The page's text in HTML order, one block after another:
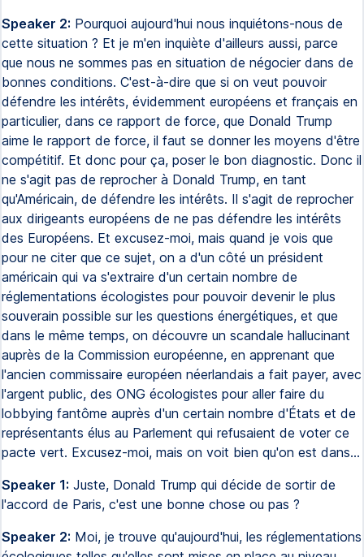
Speaker 2: Pourquoi aujourd'hui nous inquiétons-nous de
cette situation ? Et je m'en inquiète d'ailleurs aussi, parce
que nous ne sommes pas en situation de négocier dans de
bonnes conditions. C'est-à-dire que si on veut pouvoir
défendre les intérêts, évidemment européens et français en
particulier, dans ce rapport de force, que Donald Trump
aime le rapport de force, il faut se donner les moyens d'être
compétitif. Et donc pour ça, poser le bon diagnostic. Donc il
ne s'agit pas de reprocher à Donald Trump, en tant
qu'Américain, de défendre les intérêts. Il s'agit de reprocher
aux dirigeants européens de ne pas défendre les intérêts
des Européens. Et excusez-moi, mais quand je vois que
pour ne citer que ce sujet, on a d'un côté un président
américain qui va s'extraire d'un certain nombre de
réglementations écologistes pour pouvoir devenir le plus
souverain possible sur les questions énergétiques, et que
dans le même temps, on découvre un scandale hallucinant
auprès de la Commission européenne, en apprenant que
l'ancien commissaire européen néerlandais a fait payer, avec
l'argent public, des ONG écologistes pour aller faire du
lobbying fantôme auprès d'un certain nombre d'États et de
représentants élus au Parlement qui refusaient de voter ce
pacte vert. Excusez-moi, mais on voit bien qu'on est dans...
Speaker 1: Juste, Donald Trump qui décide de sortir de
l'accord de Paris, c'est une bonne chose ou pas ?
Speaker 2: Moi, je trouve qu'aujourd'hui, les réglementations